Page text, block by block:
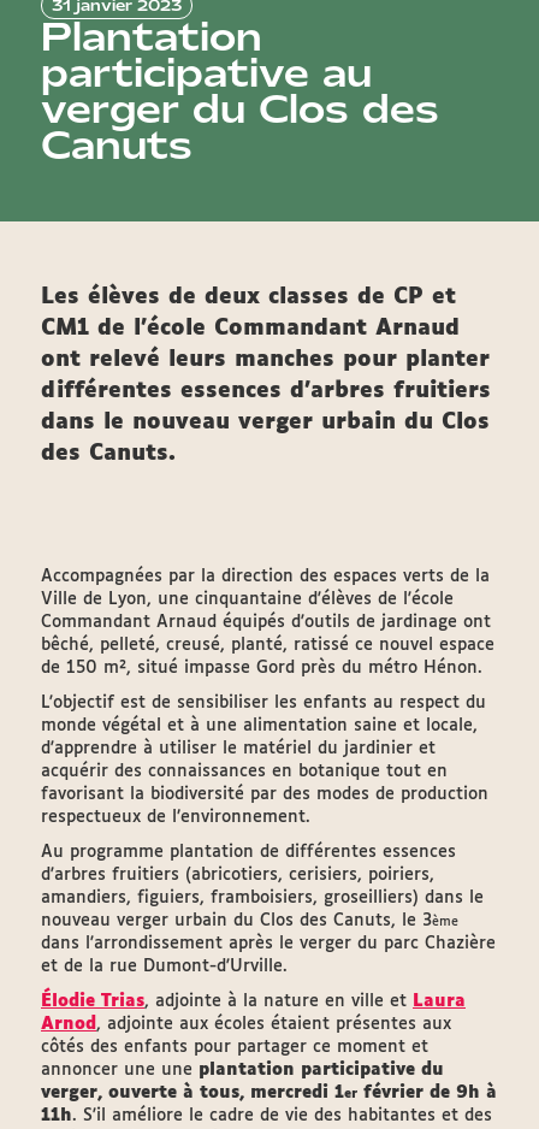
31 janvier 2023
Plantation
participative au
verger du Clos des
Canuts
Les élèves de deux classes de CP et
CM1 de l'école Commandant Arnaud
ont relevé leurs manches pour planter
différentes essences d'arbres fruitiers
dans le nouveau verger urbain du Clos
des Canuts.
Accompagnées par la direction des espaces verts de la
Ville de Lyon, une cinquantaine d'élèves de l'école
Commandant Arnaud équipés d'outils de jardinage ont
bêché, pelleté, creusé, planté, ratissé ce nouvel espace
de 150 m², situé impasse Gord près du métro Hénon.
L'objectif est de sensibiliser les enfants au respect du
monde végétal et à une alimentation saine et locale,
d'apprendre à utiliser le matériel du jardinier et
acquérir des connaissances en botanique tout en
favorisant la biodiversité par des modes de production
respectueux de l’environnement.
Au programme plantation de différentes essences
d'arbres fruitiers (abricotiers, cerisiers, poiriers,
amandiers, figuiers, framboisiers, groseilliers) dans le
nouveau verger urbain du Clos des Canuts, le 3ème
dans l'arrondissement après le verger du parc Chazière
et de la rue Dumont-d'Urville.
Élodie Trias, adjointe à la nature en ville et
Laura
Arnod , adjointe aux écoles étaient présentes aux
côtés des enfants pour partager ce moment et
annoncer une une plantation participative du
verger, ouverte à tous, mercredi 1er février de 9h à
11h. S'il améliore le cadre de vie des habitantes et des